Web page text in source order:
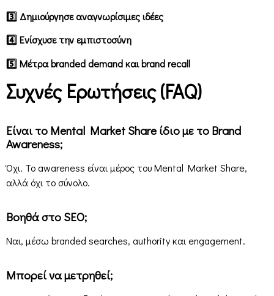
3️ Δημιούργησε αναγνωρίσιμες ιδέες
4️Ενίσχυσε την εμπιστοσύνη
5️Μέτρα branded demand και brand recall
Συχνές Ερωτήσεις (FAQ)
Είναι το Mental Market Share ίδιο με το Brand
Awareness;
Όχι. Το awareness είναι μέρος του Mental Market Share,
αλλά όχι το σύνολο.
Βοηθά στο SEO;
Ναι, μέσω branded searches, authority και engagement.
Μπορεί να μετρηθεί;